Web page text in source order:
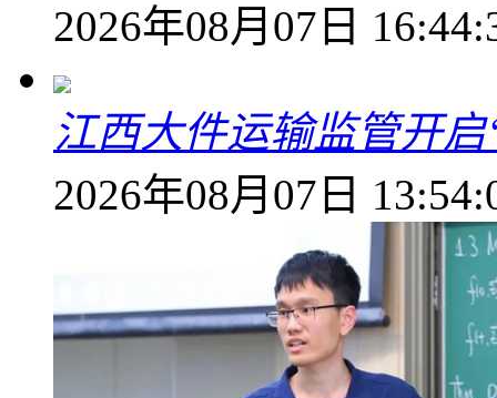
2026年08月07日
江西大件运输监管开
2026年08月07日